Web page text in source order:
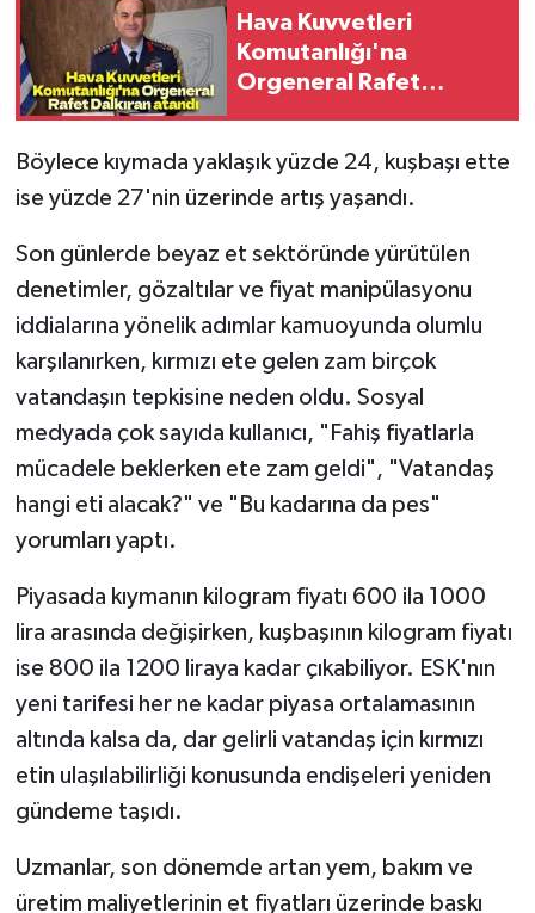
Hava Kuvvetleri
Komutanlığı'na
Orgeneral Rafet
Böylece kıymada yaklaşık yüzde 24, kuşbaşı ette
ise yüzde 27'nin üzerinde artış yaşandı.
Son günlerde beyaz et sektöründe yürütülen
denetimler, gözaltılar ve fiyat manipülasyonu
iddialarına yönelik adımlar kamuoyunda olumlu
karşılanırken, kırmızı ete gelen zam birçok
vatandaşın tepkisine neden oldu. Sosyal
medyada çok sayıda kullanıcı, "Fahiş fiyatlarla
mücadele beklerken ete zam geldi", "Vatandaş
hangi eti alacak?" ve "Bu kadarına da pes"
yorumları yaptı.
Piyasada kıymanın kilogram fiyatı 600 ila 1000
lira arasında değişirken, kuşbaşının kilogram fiyatı
ise 800 ila 1200 liraya kadar çıkabiliyor. ESK'nın
yeni tarifesi her ne kadar piyasa ortalamasının
altında kalsa da, dar gelirli vatandaş için kırmızı
etin ulaşılabilirliği konusunda endişeleri yeniden
gündeme taşıdı.
Uzmanlar, son dönemde artan yem, bakım ve
üretim maliyetlerinin et fiyatları üzerinde baskı